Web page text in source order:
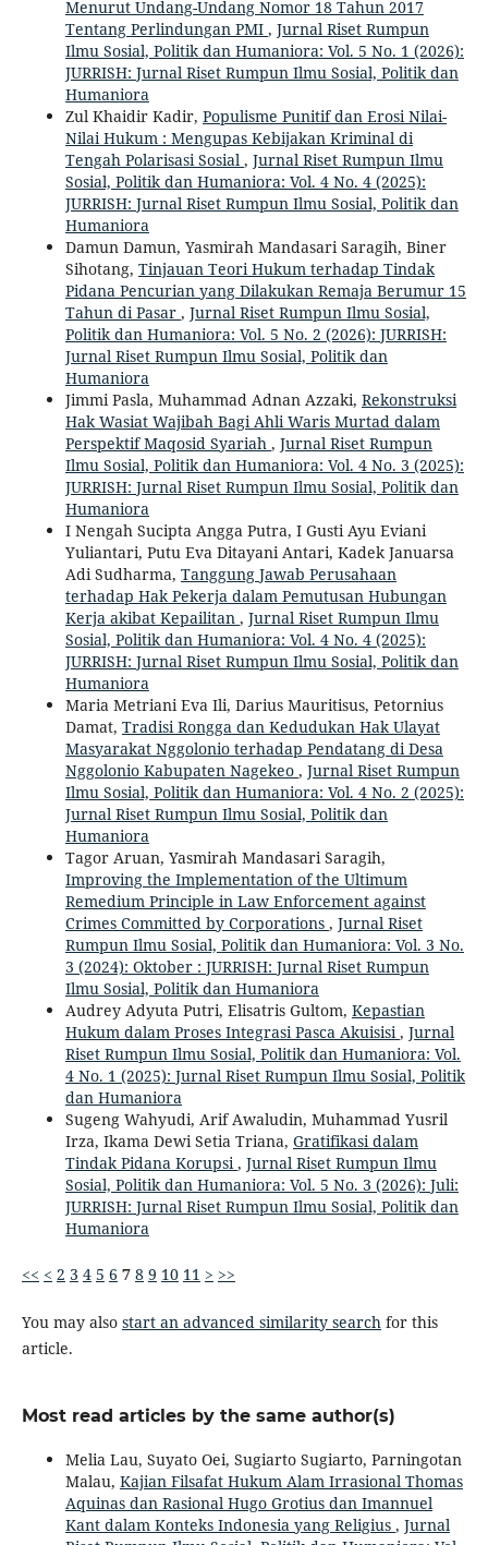
Menurut Undang-Undang Nomor 18 Tahun 2017
Tentang Perlindungan PMI , Jurnal Riset Rumpun
Ilmu Sosial, Politik dan Humaniora: Vol. 5 No. 1 (2026):
JURRISH: Jurnal Riset Rumpun Ilmu Sosial, Politik dan
Humaniora
Zul Khaidir Kadir, Populisme Punitif dan Erosi Nilai-
Nilai Hukum : Mengupas Kebijakan Kriminal di
Tengah Polarisasi Sosial , Jurnal Riset Rumpun Ilmu
Sosial, Politik dan Humaniora: Vol. 4 No. 4 (2025):
JURRISH: Jurnal Riset Rumpun Ilmu Sosial, Politik dan
Humaniora
Damun Damun, Yasmirah Mandasari Saragih, Biner
Sihotang, Tinjauan Teori Hukum terhadap Tindak
Pidana Pencurian yang Dilakukan Remaja Berumur 15
Tahun di Pasar , Jurnal Riset Rumpun Ilmu Sosial,
Politik dan Humaniora: Vol. 5 No. 2 (2026): JURRISH:
Jurnal Riset Rumpun Ilmu Sosial, Politik dan
Humaniora
Jimmi Pasla, Muhammad Adnan Azzaki, Rekonstruksi
Hak Wasiat Wajibah Bagi Ahli Waris Murtad dalam
Perspektif Maqosid Syariah , Jurnal Riset Rumpun
Ilmu Sosial, Politik dan Humaniora: Vol. 4 No. 3 (2025):
JURRISH: Jurnal Riset Rumpun Ilmu Sosial, Politik dan
Humaniora
I Nengah Sucipta Angga Putra, I Gusti Ayu Eviani
Yuliantari, Putu Eva Ditayani Antari, Kadek Januarsa
Adi Sudharma, Tanggung Jawab Perusahaan
terhadap Hak Pekerja dalam Pemutusan Hubungan
Kerja akibat Kepailitan , Jurnal Riset Rumpun Ilmu
Sosial, Politik dan Humaniora: Vol. 4 No. 4 (2025):
JURRISH: Jurnal Riset Rumpun Ilmu Sosial, Politik dan
Humaniora
Maria Metriani Eva Ili, Darius Mauritisus, Petornius
Damat, Tradisi Rongga dan Kedudukan Hak Ulayat
Masyarakat Nggolonio terhadap Pendatang di Desa
Nggolonio Kabupaten Nagekeo , Jurnal Riset Rumpun
Ilmu Sosial, Politik dan Humaniora: Vol. 4 No. 2 (2025):
Jurnal Riset Rumpun Ilmu Sosial, Politik dan
Humaniora
Tagor Aruan, Yasmirah Mandasari Saragih,
Improving the Implementation of the Ultimum
Remedium Principle in Law Enforcement against
Crimes Committed by Corporations , Jurnal Riset
Rumpun Ilmu Sosial, Politik dan Humaniora: Vol. 3 No.
3 (2024): Oktober : JURRISH: Jurnal Riset Rumpun
Ilmu Sosial, Politik dan Humaniora
Audrey Adyuta Putri, Elisatris Gultom, Kepastian
Hukum dalam Proses Integrasi Pasca Akuisisi, Jurnal
Riset Rumpun Ilmu Sosial, Politik dan Humaniora: Vol.
4 No. 1 (2025): Jurnal Riset Rumpun Ilmu Sosial, Politik
dan Humaniora
Sugeng Wahyudi, Arif Awaludin, Muhammad Yusril
Irza, Ikama Dewi Setia Triana, Gratifikasi dalam
Tindak Pidana Korupsi, Jurnal Riset Rumpun Ilmu
Sosial, Politik dan Humaniora: Vol. 5 No. 3 (2026): Juli:
JURRISH: Jurnal Riset Rumpun Ilmu Sosial, Politik dan
Humaniora
<< < 2 3 4 5 6 7 8 9 10 11 > >>
You may also start an advanced similarity searchfor this
article.
Most read articles by the same author(s)
Melia Lau, Suyato Oei, Sugiarto Sugiarto, Parningotan
Malau, Kajian Filsafat Hukum Alam Irrasional Thomas
Aquinas dan Rasional Hugo Grotius dan Imannuel
Kant dalam Konteks Indonesia yang Religius , Jurnal